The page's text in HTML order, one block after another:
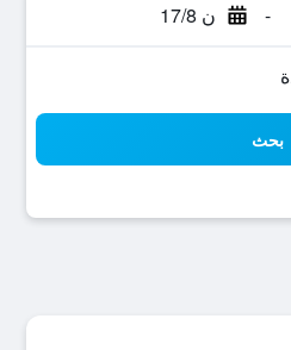
- ن 17/8
بحث